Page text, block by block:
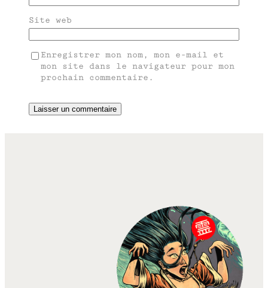
Site web
Enregistrer mon nom, mon e-mail et
mon site dans le navigateur pour mon
prochain commentaire.